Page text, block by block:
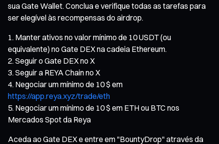
sua Gate Wallet. Conclua e verifique todas as tarefas para
ser elegível às recompensas do airdrop.
Manter ativos no valor mínimo de 10 USDT (ou
equivalente) no Gate DEX na cadeia Ethereum.
Seguir o Gate DEX no X
Seguir a REYA Chain no X
Negociar um mínimo de 10 $ em
https://app.reya.xyz/trade/eth
Negociar um mínimo de 10 $ em ETH ou BTC nos
Mercados Spot da Reya
Aceda ao Gate DEX e entre em "BountyDrop" através da